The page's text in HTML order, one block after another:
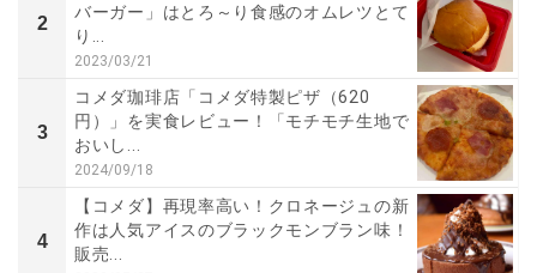
2
バーガー」はとろ～り食感のオムレツとて
り...
2023/03/21
3
コメダ珈琲店「コメダ特製ピザ（620
円）」を実食レビュー！「モチモチ生地で
おいし...
2024/09/18
4
【コメダ】再現率高い！クロネージュの新
作は人気アイスのブラックモンブラン味！
販売...